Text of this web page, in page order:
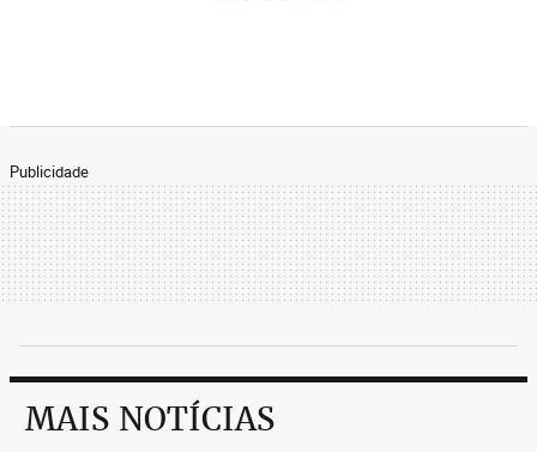
Publicidade
MAIS NOTÍCIAS